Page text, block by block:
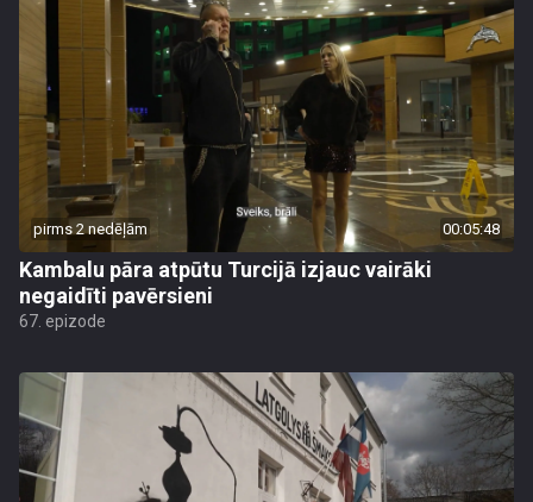
pirms 2 nedēļām 00:05:48
Kambalu pāra atpūtu Turcijā izjauc vairāki
negaidīti pavērsieni
67. epizode